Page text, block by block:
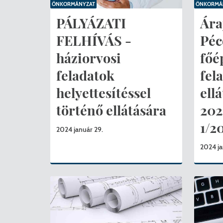
PÁLYÁZATI
FELHÍVÁS -
háziorvosi
feladatok
helyettesítéssel
történő ellátására
2024 január 29.
ÖNKORMÁNYZAT
1/
2024